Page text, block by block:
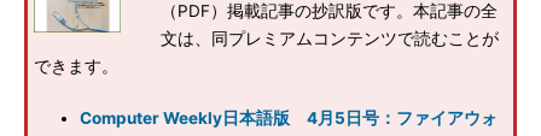
（PDF）掲載記事の抄訳版です。本記事の全
文は、同プレミアムコンテンツで読むことが
できます。
Computer Weekly日本語版 4月5日号：ファイアウォ